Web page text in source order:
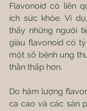
Flavonoid có liên
ích sức khỏe. Ví
thấy những người
giàu flavonoid có
một số bệnh ung
thần thấp hơn.
Do hàm lượng
ca cao và các sản